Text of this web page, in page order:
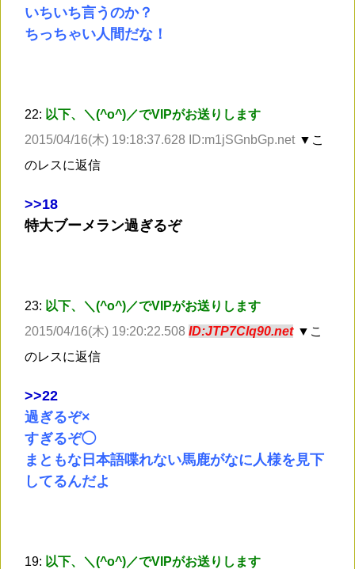
いちいち言うのか？
ちっちゃい人間だな！
22: 以下、＼(^o^)／でVIPがお送りします
2015/04/16(木) 19:18:37.628 ID:m1jSGnbGp.net ▼こ
のレスに返信
>>18
特大ブーメラン過ぎるぞ
23: 以下、＼(^o^)／でVIPがお送りします
2015/04/16(木) 19:20:22.508 ID:JTP7Clq90.net ▼こ
のレスに返信
>>22
過ぎるぞ×
すぎるぞ◯
まともな日本語喋れない馬鹿がなに人様を見下
してるんだよ
19: 以下、＼(^o^)／でVIPがお送りします